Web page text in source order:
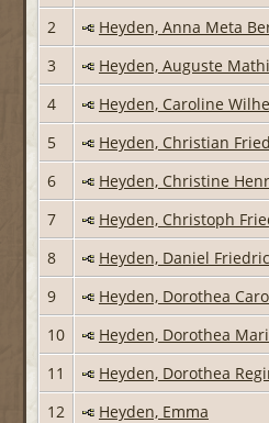
2
Heyden, Anna Meta
3
Heyden, Auguste
4
Heyden, Caroline
5
Heyden, Christian
6
Heyden, Christine
7
Heyden, Christoph
8
Heyden, Daniel
9
Heyden, Dorothea
10
Heyden, Dorothea
11
Heyden, Dorothea
12
Heyden, Emma